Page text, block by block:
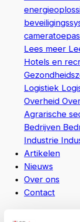
Lees meer
Hotels en
Logistiek
Overheid
Agrarische
Bedrijven
Industrie
Artikelen
Nieuws
Over ons
Contact